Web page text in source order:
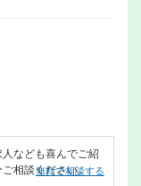
なども喜んでご紹
相談ください。
無料で相談する